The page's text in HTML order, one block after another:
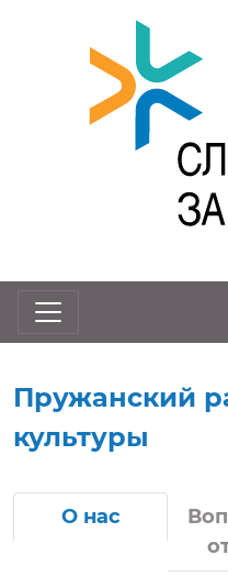
Пружанский
культуры
О нас